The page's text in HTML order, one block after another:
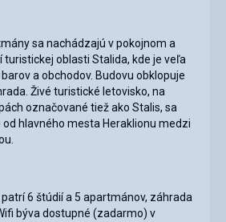
sa nachádzajú v pokojnom a
oblasti Stalida, kde je veľa
a obchodov. Budovu obklopuje
Živé turistické letovisko, na
označované tiež ako Stalis, sa
hlavného mesta Heraklionu medzi
6 štúdií a 5 apartmánov, záhrada
býva dostupné (zadarmo) v